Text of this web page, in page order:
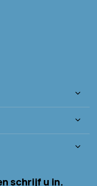
schrijf u in.